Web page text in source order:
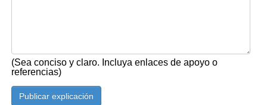
(Sea conciso y claro. Incluya enlaces de apoyo o
referencias)